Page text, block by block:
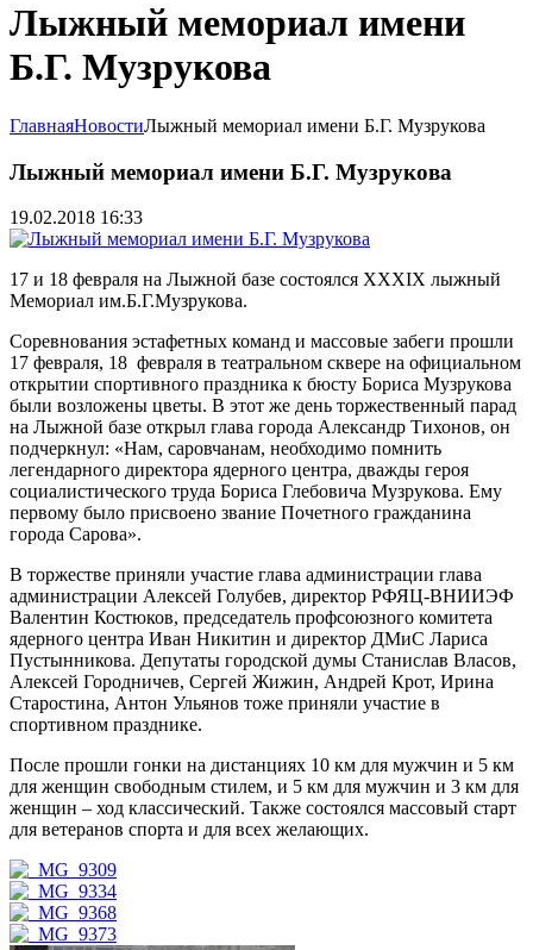
Лыжный мемориал имени
Б.Г. Музрукова
ГлавнаяНовостиЛыжный мемориал имени Б.Г. Музрукова
Лыжный мемориал имени Б.Г. Музрукова
19.02.2018 16:33
17 и 18 февраля на Лыжной базе состоялся XXXIХ лыжный
Мемориал им.Б.Г.Музрукова.
Соревнования эстафетных команд и массовые забеги прошли
17 февраля, 18 февраля в театральном сквере на официальном
открытии спортивного праздника к бюсту Бориса Музрукова
были возложены цветы. В этот же день торжественный парад
на Лыжной базе открыл глава города Александр Тихонов, он
подчеркнул: «Нам, саровчанам, необходимо помнить
легендарного директора ядерного центра, дважды героя
социалистического труда Бориса Глебовича Музрукова. Ему
первому было присвоено звание Почетного гражданина
города Сарова».
В торжестве приняли участие глава администрации глава
администрации Алексей Голубев, директор РФЯЦ-ВНИИЭФ
Валентин Костюков, председатель профсоюзного комитета
ядерного центра Иван Никитин и директор ДМиС Лариса
Пустынникова. Депутаты городской думы Станислав Власов,
Алексей Городничев, Сергей Жижин, Андрей Крот, Ирина
Старостина, Антон Ульянов тоже приняли участие в
спортивном празднике.
После прошли гонки на дистанциях 10 км для мужчин и 5 км
для женщин свободным стилем, и 5 км для мужчин и 3 км для
женщин – ход классический. Также состоялся массовый старт
для ветеранов спорта и для всех желающих.